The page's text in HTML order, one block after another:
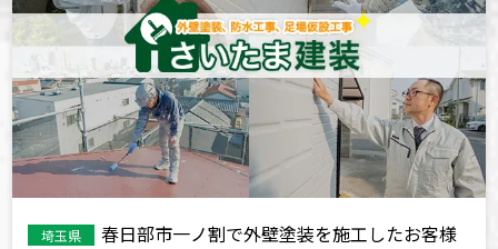
埼玉県
春日部市一ノ割で外壁塗装を施工したお客様